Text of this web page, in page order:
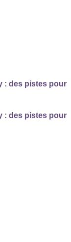
: des pistes pour
: des pistes pour